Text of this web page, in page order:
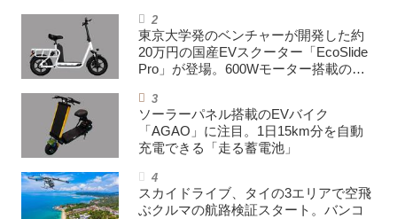
東京大学発のベンチャーが開発した約
20万円の国産EVスクーター「EcoSlide
Pro」が登場。600Wモーター搭載のハ
ソーラーパネル搭載のEVバイク
「AGAO」に注目。1日15km分を自動
充電できる「走る蓄電池」
スカイドライブ、タイの3エリアで空飛
ぶクルマの航路検証スタート。バンコ